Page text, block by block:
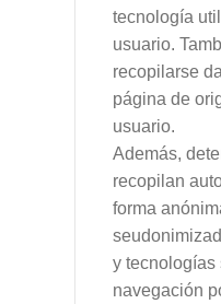
tecnología
usuario.
recopilarse
página de
usuario.
Además,
recopilan
forma
y tecnologías
navegación